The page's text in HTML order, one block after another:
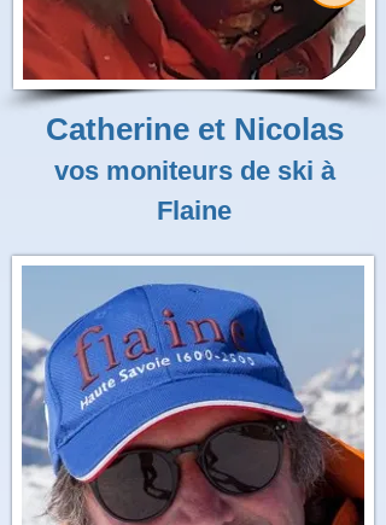
Catherine et Nicolas
vos moniteurs de ski à
Flaine